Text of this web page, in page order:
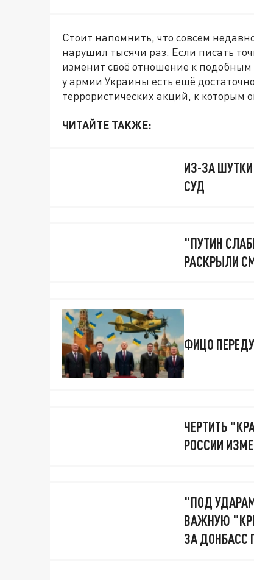
Стоит напомнить, что совсем
нарушил тысячи раз. Если писать
изменит своё отношение к
у армии Украины есть ещё
террористических акций, к которым
ЧИТАЙТЕ ТАКЖЕ:
ИЗ-ЗА
СУД
"ПУТИН
РАСКРЫЛИ
ФИЦО
ЧЕРТИТЬ
РОССИИ
"ПОД
ВАЖНУЮ
ЗА ДОНБАСС